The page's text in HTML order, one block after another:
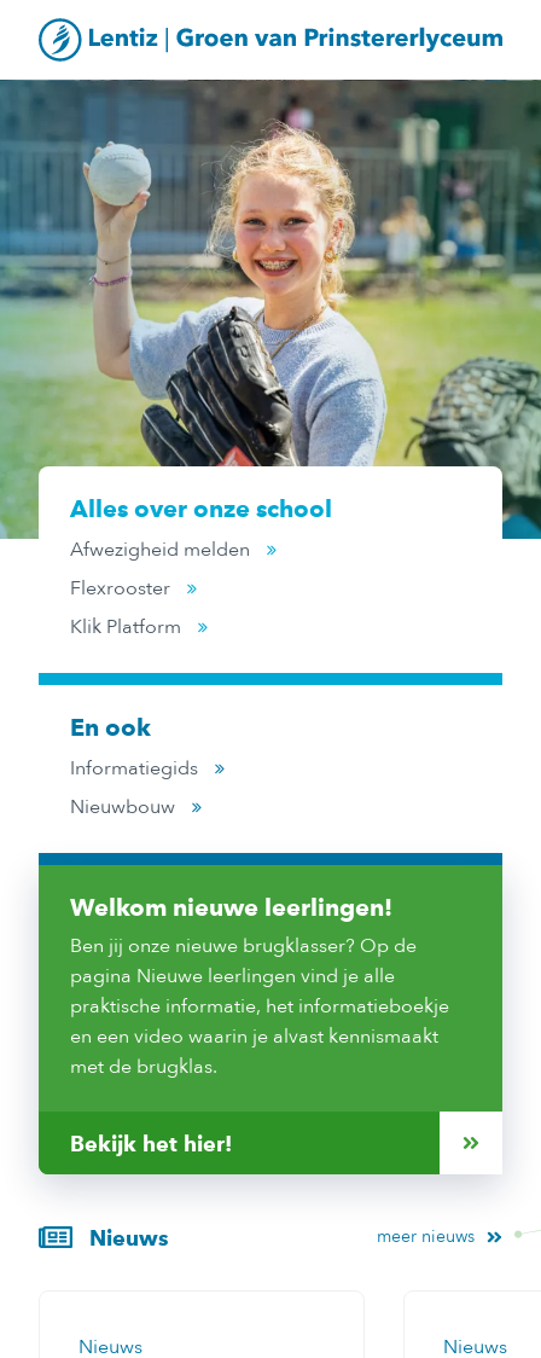
Alles over onze school
Afwezigheid melden
Flexrooster
Klik Platform
En ook
Informatiegids
Nieuwbouw
Welkom nieuwe leerlingen!
Ben jij onze nieuwe brugklasser? Op de
pagina Nieuwe leerlingen vind je alle
praktische informatie, het informatieboekje
en een video waarin je alvast kennismaakt
met de brugklas.
Bekijk het hier!
Nieuws meer nieuws
Nieuws Nieuws